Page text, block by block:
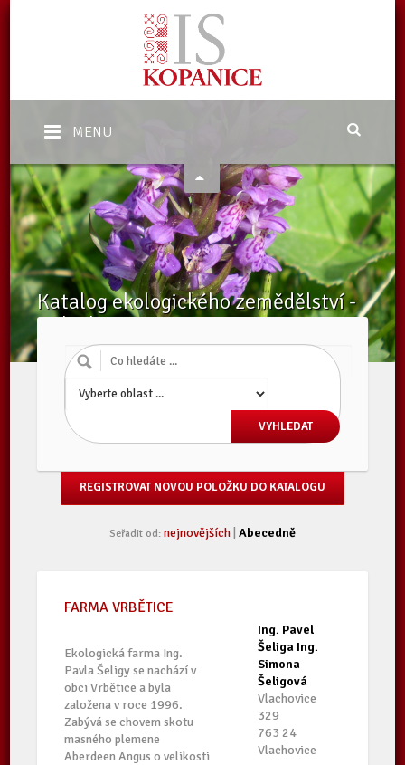
MENU
Katalog ekologického zemědělství -
Subjekty
/ Katalog subjektů
REGISTROVAT NOVOU POLOŽKU DO KATALOGU
Seřadit od: nejnovějších Abecedně
Ing. Pavel
Šeliga Ing.
Simona
Šeligová
Vlachovice
329
763 24
Vlachovice
FARMA VRBĚTICE
Ekologická farma Ing.
Pavla Šeligy se nachází v
obci Vrbětice a byla
založena v roce 1996.
Zabývá se chovem skotu
masného plemene
Aberdeen Angus o velikosti